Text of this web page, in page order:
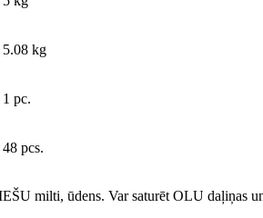
5.08 kg
1 pc.
48 pcs.
milti, ūdens. Var saturēt OLU daļiņas